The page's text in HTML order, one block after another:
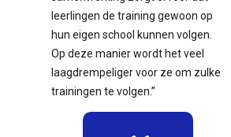
leerlingen de training gewoon op
hun eigen school kunnen volgen.
Op deze manier wordt het veel
laagdrempeliger voor ze om zulke
trainingen te volgen.”